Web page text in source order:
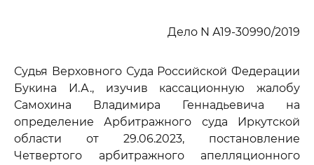
Дело N А19-30990/2019
Судья Верховного Суда Российской Федерации
Букина И.А., изучив кассационную жалобу
Самохина Владимира Геннадьевича на
определение Арбитражного суда Иркутской
области от 29.06.2023, постановление
Четвертого арбитражного апелляционного